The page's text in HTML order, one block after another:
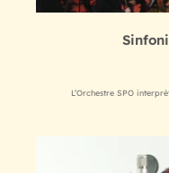
L’Orchestre SPO